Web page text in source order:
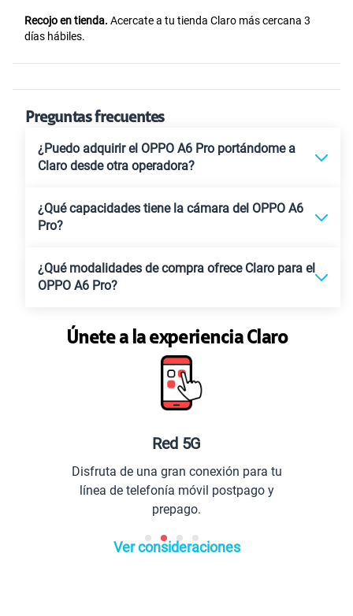
Recojo en tienda. Acercate a tu tienda Claro más cercana 3
días hábiles.
Preguntas frecuentes
¿Puedo adquirir el OPPO A6 Pro portándome a
Claro desde otra operadora?
¿Qué capacidades tiene la cámara del OPPO A6
Pro?
¿Qué modalidades de compra ofrece Claro para el
OPPO A6 Pro?
Únete a la experiencia Claro
Red 5G
Disfruta de una gran conexión para tu
línea de telefonía móvil postpago y
prepago.
Ver consideraciones